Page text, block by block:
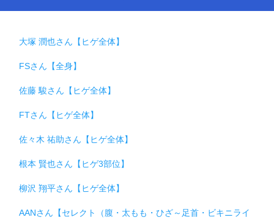
大塚 潤也さん【ヒゲ全体】
FSさん【全身】
佐藤 駿さん【ヒゲ全体】
FTさん【ヒゲ全体】
佐々木 祐助さん【ヒゲ全体】
根本 賢也さん【ヒゲ3部位】
柳沢 翔平さん【ヒゲ全体】
AANさん【セレクト（腹・太もも・ひざ～足首・ビキニライ